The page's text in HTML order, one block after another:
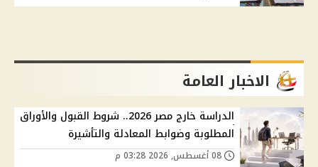
الاخبار العامة
الدراسة خارج مصر 2026.. شروط القبول والأوراق
المطلوبة وضوابط المعادلة والتأشيرة